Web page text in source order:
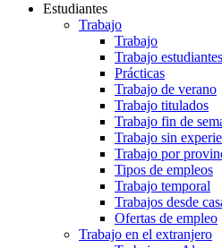
Estudiantes
Trabajo
Trabajo
Trabajo estudiantes
Prácticas
Trabajo de verano
Trabajo titulados
Trabajo fin de
Trabajo sin
Trabajo por
Tipos de empleos
Trabajo temporal
Trabajos desde
Ofertas de empleo
Trabajo en el extranjero